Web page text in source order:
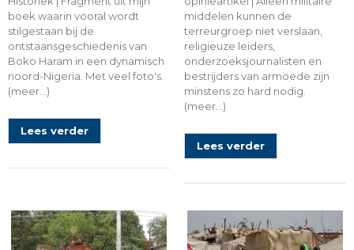
boek waarin vooral wordt
stilgestaan bij de
ontstaansgeschiedenis van
Boko Haram in een dynamisch
noord-Nigeria. Met veel foto's.
(meer…)
Lees verder
middelen kunnen de
terreurgroep niet verslaan,
religieuze leiders,
onderzoeksjournalisten en
bestrijders van armoede zijn
minstens zo hard nodig.
(meer…)
Lees verder